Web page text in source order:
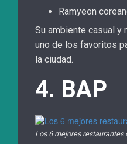
Ramyeon
Su ambiente casual y
uno de los favoritos
la ciudad.
4. BAP
Los 6 mejores